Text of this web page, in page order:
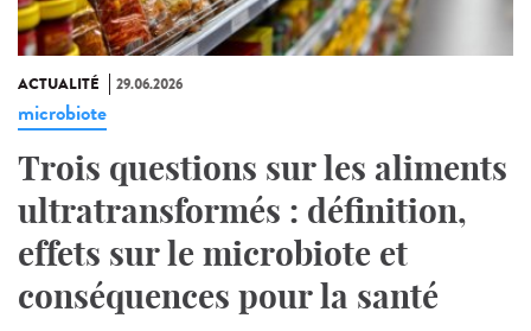
ACTUALITÉ 29.06.2026
microbiote
Trois questions sur les aliments
ultratransformés : définition,
effets sur le microbiote et
conséquences pour la santé